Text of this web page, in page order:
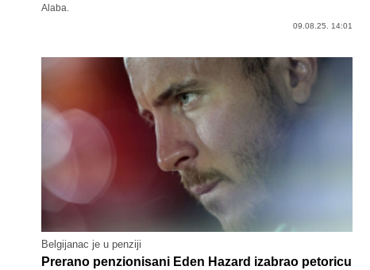
Alaba.
09.08.25. 14:01
Belgijanac je u penziji
Prerano penzionisani Eden Hazard izabrao petoricu